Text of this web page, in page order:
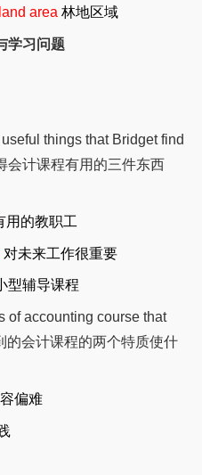
area 林地区域
学习问题
things that Bridget find
会计课程有用的三件东西
用的教职工
对未来工作很重要
型辅导课程
of accounting course that
的会计课程的两个特质使什
偏难